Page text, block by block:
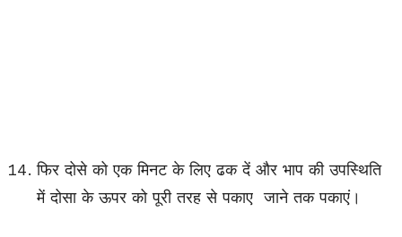
फिर दोसे को एक मिनट के लिए ढक दें और भाप की उपस्थिति
में दोसा के ऊपर को पूरी तरह से पकाए जाने तक पकाएं।